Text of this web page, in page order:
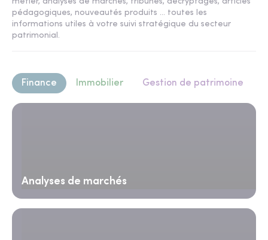
pédagogiques, nouveautés produits ... toutes les
informations utiles à votre suivi stratégique du secteur
patrimonial.
Finance Immobilier Gestion de patrimoine
Analyses de marchés